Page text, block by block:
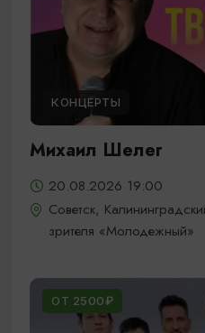
КОНЦЕРТЫ
Михаил Шелег
20.08.2026 19:00
Советск,
зрителя «Молодежный»
ОТ 2500₽